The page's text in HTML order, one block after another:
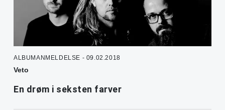
ALBUMANMELDELSE - 09.02.2018
Veto
En drøm i seksten farver